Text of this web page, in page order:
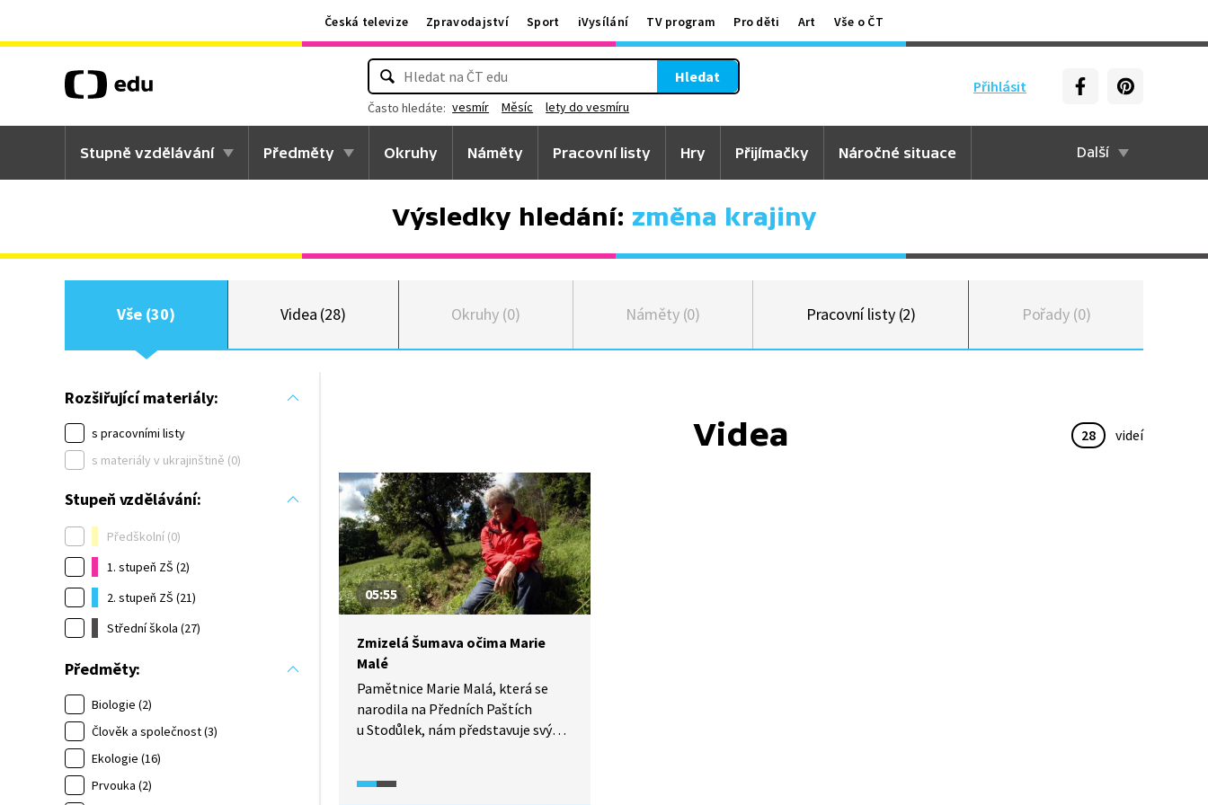
Česká televize Zpravodajství Sport iVysílání TV program Pro děti Art Vše o ČT
Přihlásit
Hledat
Často hledáte: vesmír Měsíc lety do vesmíru
Stupně vzdělávání Předměty Okruhy Náměty Pracovní listy Hry Přijímačky Náročné situace Další
Výsledky hledání: změna krajiny
Vše (30) Videa (28) Okruhy (0) Náměty (0) Pracovní listy (2) Pořady (0)
Rozšiřující materiály:
s pracovními listy
s materiály v ukrajinštině (0)
Stupeň vzdělávání:
Předškolní (0)
1. stupeň ZŠ (2)
2. stupeň ZŠ (21)
Střední škola (27)
Předměty:
Biologie (2)
Člověk a společnost (3)
Ekologie (16)
Prvouka (2)
Videa 28 videí
05:55
Zmizelá Šumava očima Marie
Malé
Pamětnice Marie Malá, která se
narodila na Předních Paštích
u Stodůlek, nám představuje svýma
zmizelých životech